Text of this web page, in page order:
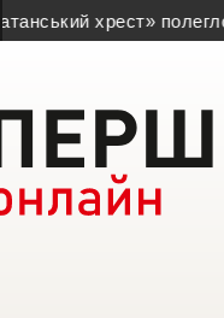
полеглого Героя